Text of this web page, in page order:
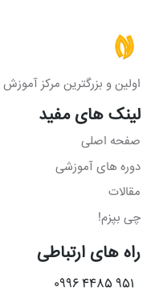
اولین و بزرگترین مرکز
لینک های مفید
صفحه اصلی
دوره های آموزشی
مقالات
چی بپزم!
راه های ارتباطی
951 4485 0996